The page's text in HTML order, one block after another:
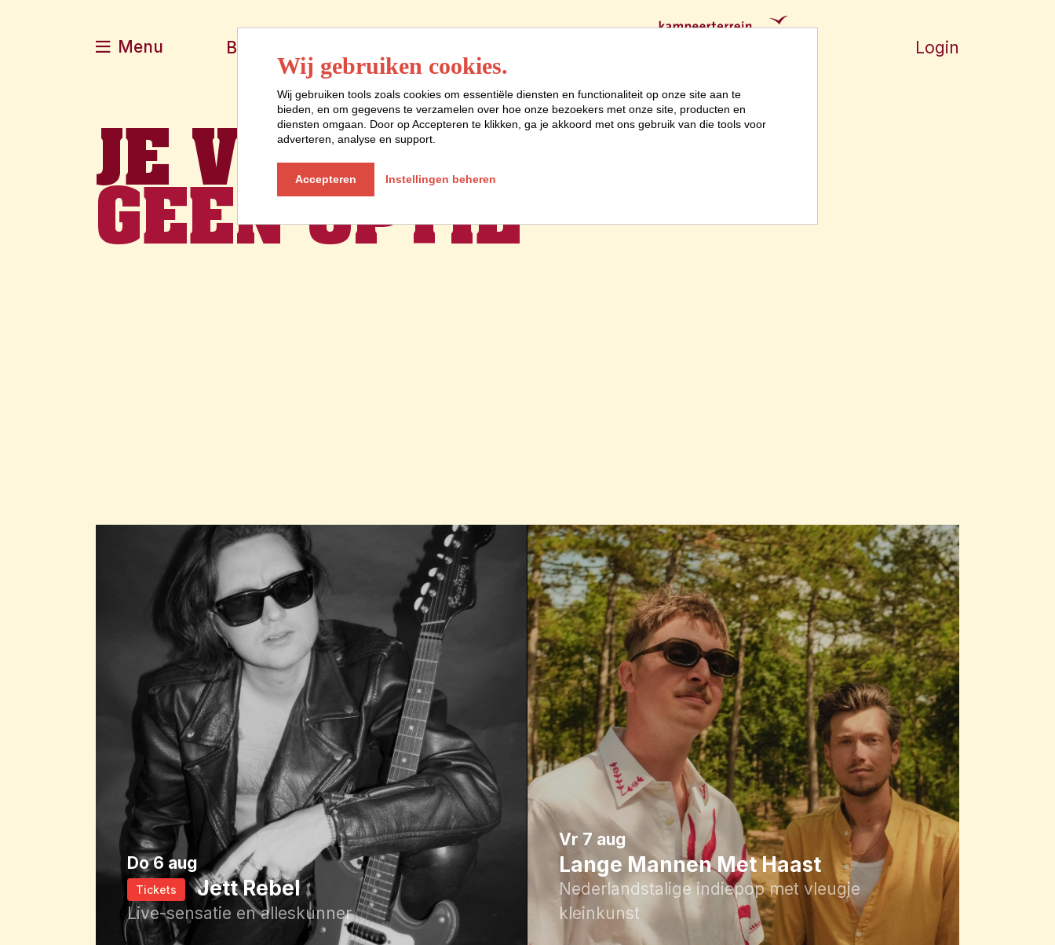
Menu Boek je verblijf Login
JE VERVELEN IS
GEEN OPTIE
do 6 aug
Tickets Jett Rebel
Live-sensatie en alleskunner
vr 7 aug
Lange Mannen Met Haast
Nederlandstalige indiepop met vleugje
kleinkunst
Wij gebruiken cookies.
Wij gebruiken tools zoals cookies om essentiële diensten en functionaliteit op onze site aan te
bieden, en om gegevens te verzamelen over hoe onze bezoekers met onze site, producten en
diensten omgaan. Door op Accepteren te klikken, ga je akkoord met ons gebruik van die tools voor
adverteren, analyse en support.
Accepteren Instellingen beheren